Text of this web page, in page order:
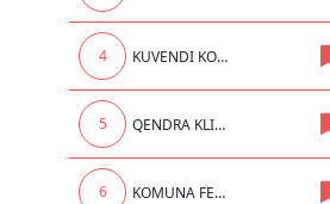
4 KUVENDI KOMUNAL I PRIZRENIT
5 QENDRA KLINIKE UNIVERSITARE E KOSOVES
6 KOMUNA FERIZAJ